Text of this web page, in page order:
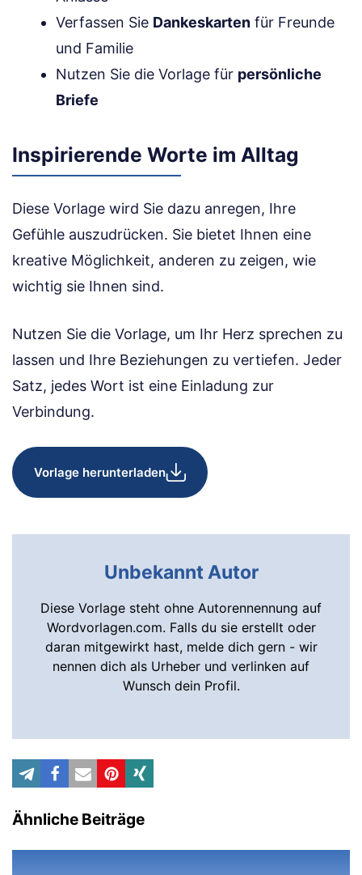
Verfassen Sie Dankeskarten für Freunde
und Familie
Nutzen Sie die Vorlage für persönliche
Briefe
Inspirierende Worte im Alltag
Diese Vorlage wird Sie dazu anregen, Ihre
Gefühle auszudrücken. Sie bietet Ihnen eine
kreative Möglichkeit, anderen zu zeigen, wie
wichtig sie Ihnen sind.
Nutzen Sie die Vorlage, um Ihr Herz sprechen zu
lassen und Ihre Beziehungen zu vertiefen. Jeder
Satz, jedes Wort ist eine Einladung zur
Verbindung.
Vorlage herunterladen
Unbekannt Autor
Diese Vorlage steht ohne Autorennennung auf
Wordvorlagen.com. Falls du sie erstellt oder
daran mitgewirkt hast, melde dich gern - wir
nennen dich als Urheber und verlinken auf
Wunsch dein Profil.
Ähnliche Beiträge